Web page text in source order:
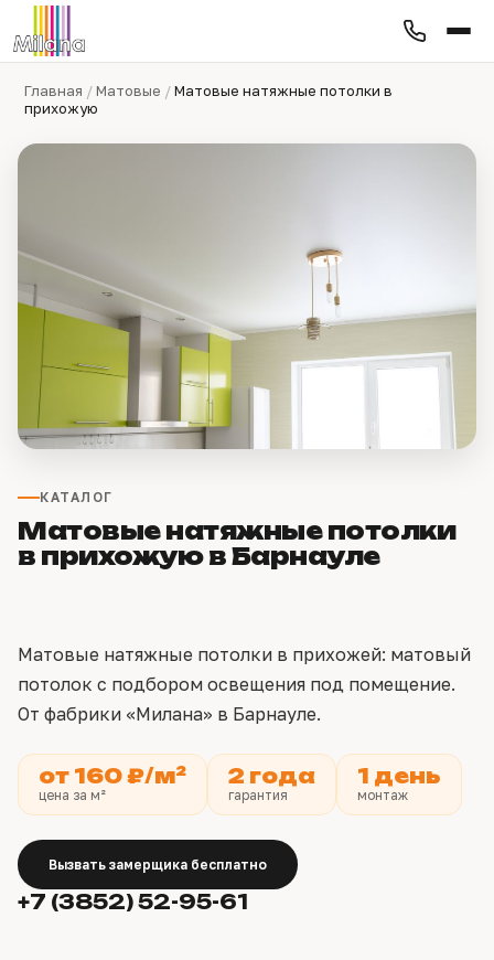
Главная /Матовые /Матовые натяжные потолки в
прихожую
КАТАЛОГ
Матовые натяжные потолки
в прихожую в Барнауле
Матовые натяжные потолки в прихожей: матовый
потолок с подбором освещения под помещение.
От фабрики «Милана» в Барнауле.
от 160 ₽/м²
цена за м²
2 года
гарантия
1 день
монтаж
Вызвать замерщика бесплатно
+7 (3852) 52-95-61